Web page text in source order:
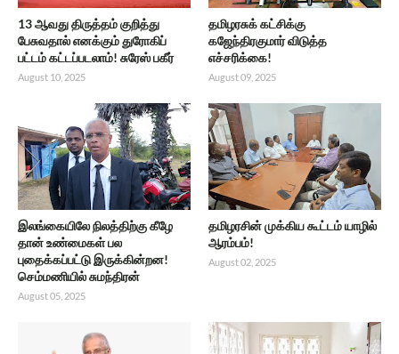
13 ஆவது திருத்தம் குறித்து
பேசுவதால் எனக்கும் துரோகிப்
பட்டம் கட்டப்படலாம்! சுரேஸ் பகீர்
August 10, 2025
தமிழரசுக் கட்சிக்கு
கஜேந்திரகுமார் விடுத்த
எச்சரிக்கை!
August 09, 2025
இலங்கையிலே நிலத்திற்கு கீழே
தான் உண்மைகள் பல
புதைக்கப்பட்டு இருக்கின்றன!
செம்மணியில் சுமந்திரன்
August 05, 2025
தமிழரசின் முக்கிய கூட்டம் யாழில்
ஆரம்பம்!
August 02, 2025